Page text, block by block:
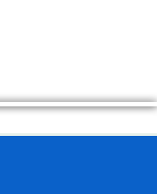
TẾ THỊ TRƯỜNG
XÃ HỘI – QUAN ĐIỂM